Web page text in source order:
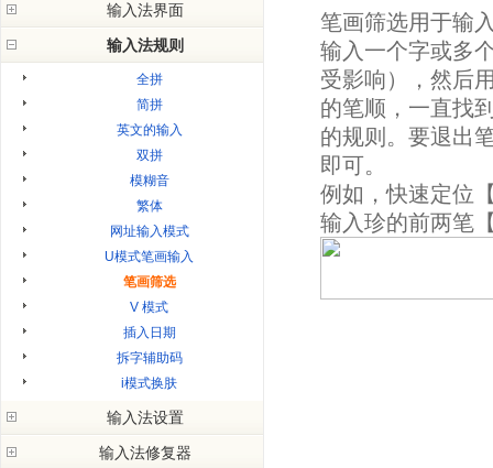
笔画筛选用于输
输入一个字或多
受影响），然后
的笔顺，一直找
的规则。要退出
即可。
例如，快速定位
输入珍的前两笔
输入法简介
输入法切换
翻页选字
简拼
中英文切换
候选词修改
外观修改
网址输入
自定义短语
首字固定
人名输入
关键字搜索
生僻字输入
表情符号输入
搜狗自造字
输入法界面
状态条
输入窗口
设置窗口
输入法皮肤
皮肤系列
皮肤模式说明
输入法规则
全拼
简拼
英文的输入
双拼
模糊音
繁体
网址输入模式
U模式笔画输入
笔画筛选
V 模式
插入日期
拆字辅助码
i模式换肤
输入法设置
打开设置窗口
输入法修复器